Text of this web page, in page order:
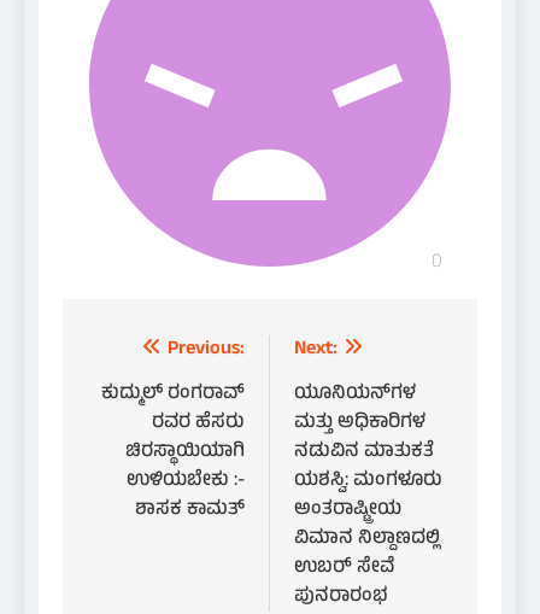
navigation
Previous:
ಕುದ್ಮುಲ್ ರಂಗರಾವ್
ರವರ ಹೆಸರು
ಚಿರಸ್ಥಾಯಿಯಾಗಿ
ಉಳಿಯಬೇಕು :-
ಶಾಸಕ ಕಾಮತ್
Next:
ಯೂನಿಯನ್‌ಗಳ
ಮತ್ತು ಅಧಿಕಾರಿಗಳ
ನಡುವಿನ ಮಾತುಕತೆ
ಯಶಸ್ವಿ: ಮಂಗಳೂರು
ಅಂತರಾಷ್ಟ್ರೀಯ
ವಿಮಾನ ನಿಲ್ದಾಣದಲ್ಲಿ
ಉಬರ್ ಸೇವೆ
ಪುನರಾರಂಭ